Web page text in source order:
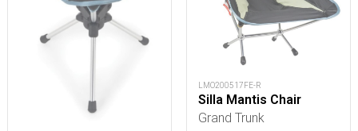
LMO200517FE-R
Silla Mantis Chair
Grand Trunk